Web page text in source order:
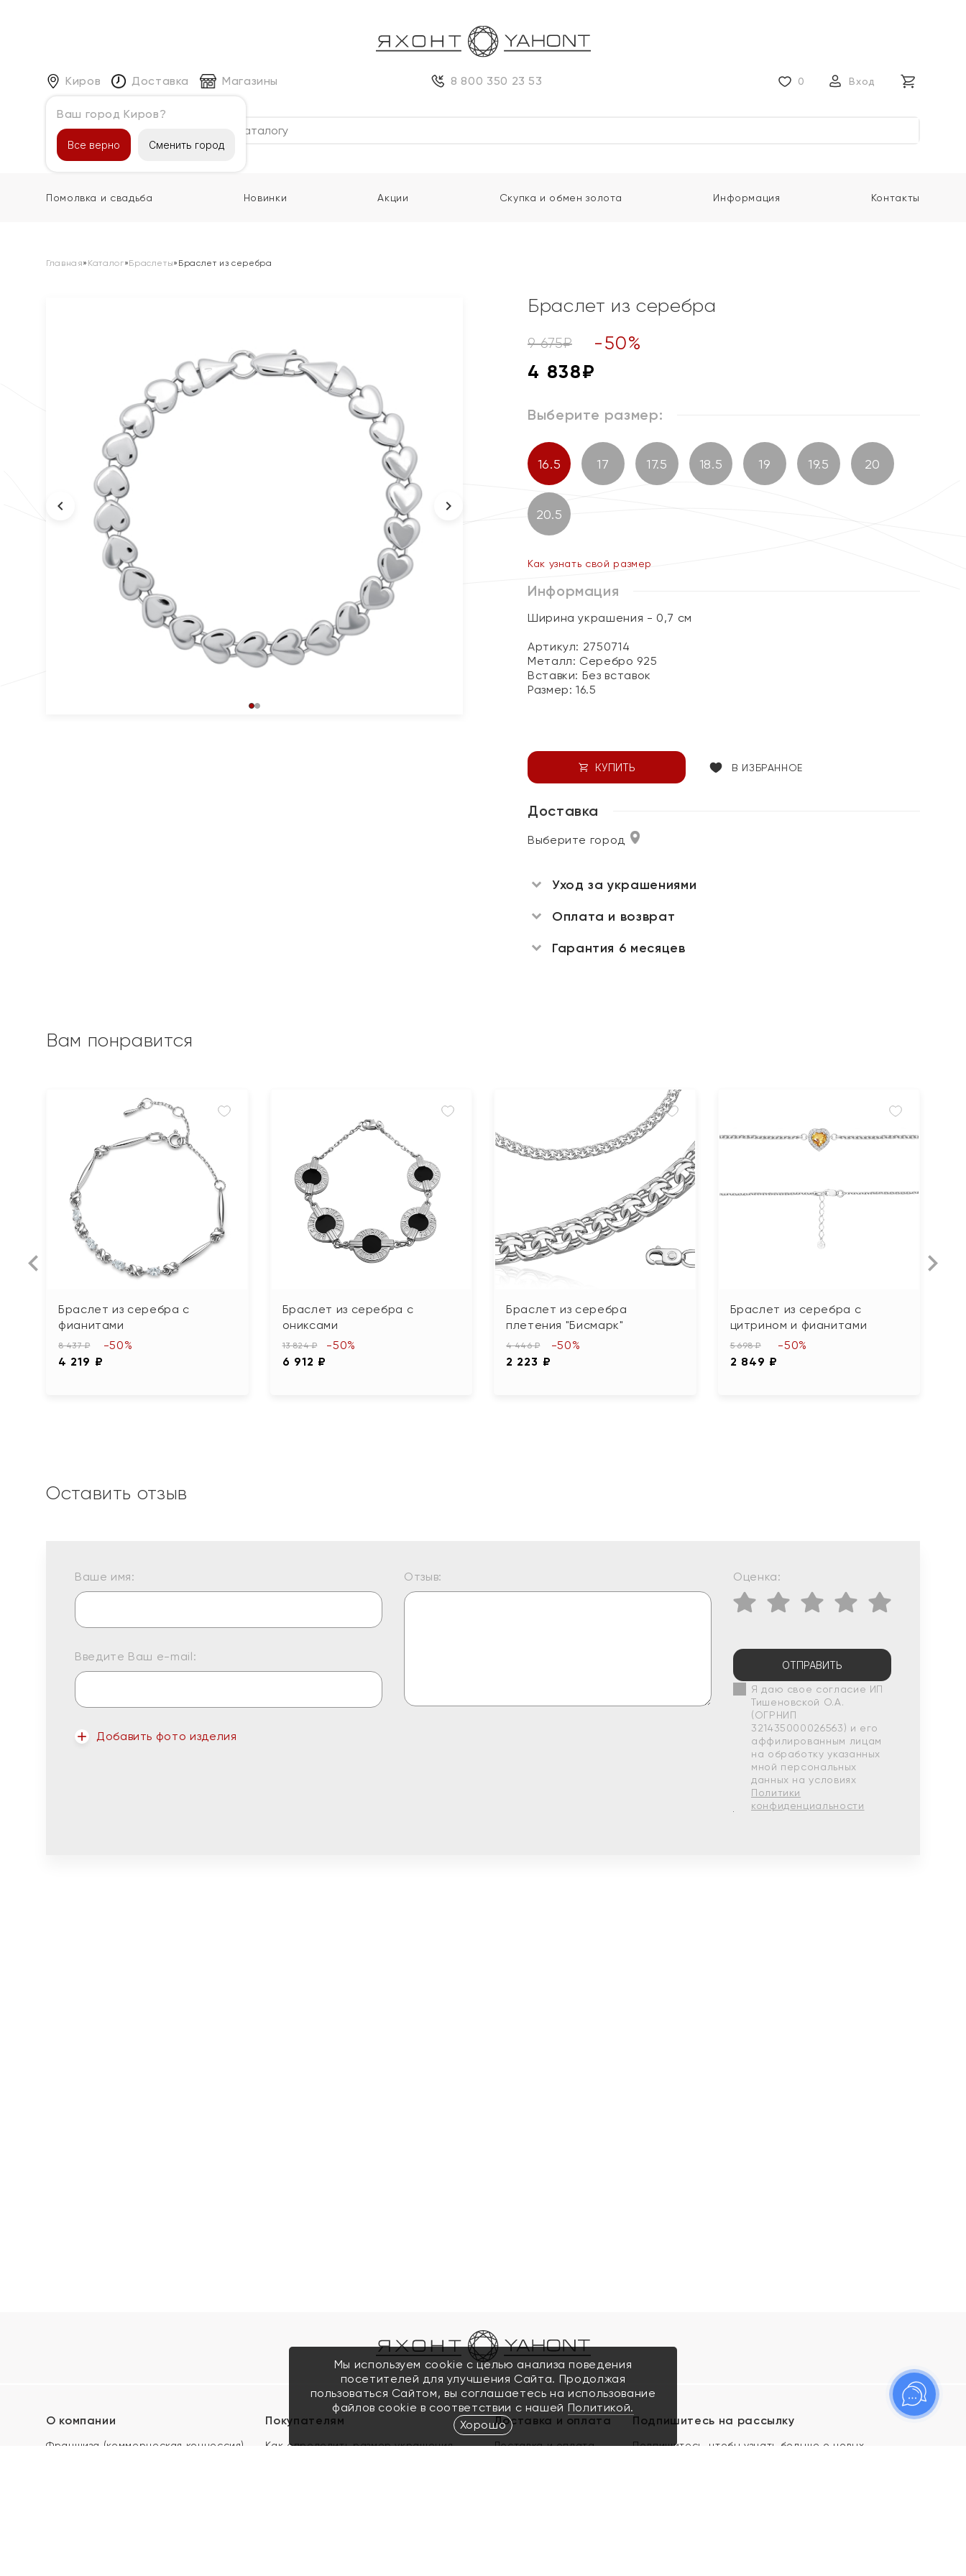
Киров
Ваш город Киров?
Все верно Сменить город
Доставка Магазины 8 800 350 23 53 0 Вход
Каталог
Помолвка и свадьба Новинки Акции Скупка и обмен золота Информация Контакты
Главная» Каталог»Браслеты» Браслет из серебра
Браслет из серебра
9 675₽ -50%
4 838₽
Выберите размер:
16.5 17 17.5 18.5 19 19.5 20
20.5
Как узнать свой размер
Информация
Ширина украшения - 0,7 см
Артикул: 2750714
Металл: Серебро 925
Вставки: Без вставок
Размер:16.5
КУПИТЬ В ИЗБРАННОЕ
Доставка
Выберите город
Уход за украшениями
Оплата и возврат
Гарантия 6 месяцев
Вам понравится
Браслет из серебра с
фианитами
8 437 ₽
4 219 ₽
-50%
Браслет из серебра с
ониксами
13 824 ₽
6 912 ₽
-50%
Браслет из серебра
плетения "Бисмарк"
4 446 ₽
2 223 ₽
-50%
Браслет из серебра с
цитрином и фианитами
5 698 ₽
2 849 ₽
-50%
Оставить отзыв
Ваше имя:
Введите Ваш e-mail:
Добавить фото изделия
Отзыв: Оценка:
ОТПРАВИТЬ
Я даю свое согласие ИП
Тишеновской О.А.
(ОГРНИП
321435000026563) и его
аффилированным лицам
на обработку указанных
мной персональных
данных на условиях
Политики
конфиденциальности
О компании
Франшиза (коммерческая концессия)
Покупателям
Как определить размер украшения
Доставка и оплата
Доставка и оплата
Подпишитесь на рассылку
Подпишитесь, чтобы узнать больше о новых
Мы используем cookie с целью анализа поведения
посетителей для улучшения Сайта. Продолжая
пользоваться Сайтом, вы соглашаетесь на использование
файлов cookie в соответствии с нашей Политикой.
Хорошо